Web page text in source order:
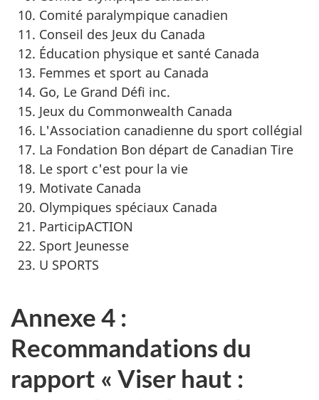
Comité paralympique canadien
Conseil des Jeux du Canada
Éducation physique et santé Canada
Femmes et sport au Canada
Go, Le Grand Défi inc.
Jeux du Commonwealth Canada
L'Association canadienne du sport collégial
La Fondation Bon départ de Canadian Tire
Le sport c'est pour la vie
Motivate Canada
Olympiques spéciaux Canada
ParticipACTION
Sport Jeunesse
U SPORTS
Annexe 4 :
Recommandations du
rapport « Viser haut :